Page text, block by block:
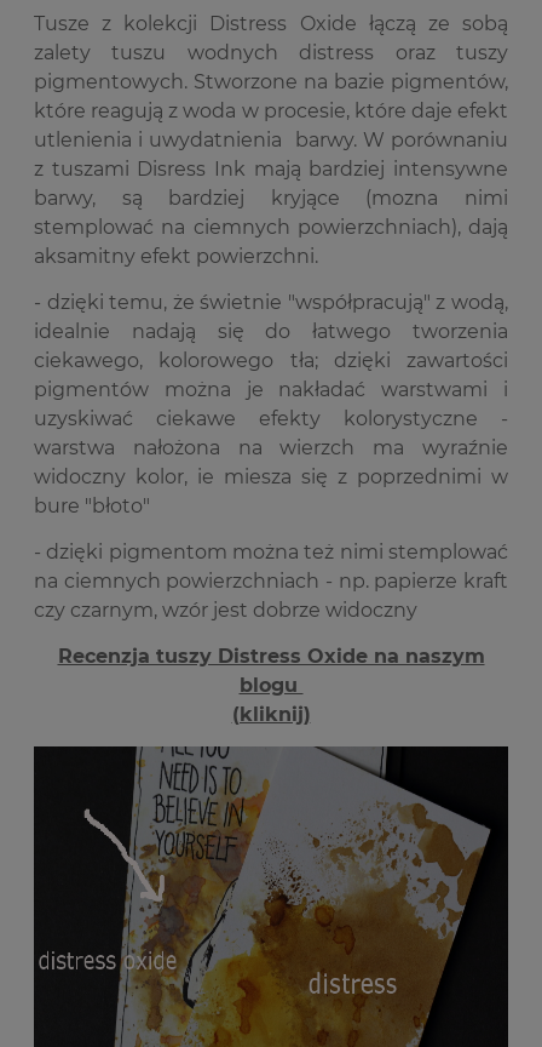
Tusze z kolekcji Distress Oxide łączą ze sobą
zalety tuszu wodnych distress oraz tuszy
pigmentowych. Stworzone na bazie pigmentów,
które reagują z woda w procesie, które daje efekt
utlenienia i uwydatnienia barwy. W porównaniu
z tuszami Disress Ink mają bardziej intensywne
barwy, są bardziej kryjące (mozna nimi
stemplować na ciemnych powierzchniach), dają
aksamitny efekt powierzchni.
- dzięki temu, że świetnie "współpracują" z wodą,
idealnie nadają się do łatwego tworzenia
ciekawego, kolorowego tła; dzięki zawartości
pigmentów można je nakładać warstwami i
uzyskiwać ciekawe efekty kolorystyczne -
warstwa nałożona na wierzch ma wyraźnie
widoczny kolor, ie miesza się z poprzednimi w
bure "błoto"
- dzięki pigmentom można też nimi stemplować
na ciemnych powierzchniach - np. papierze kraft
czy czarnym, wzór jest dobrze widoczny
Recenzja tuszy Distress Oxide na naszym
blogu
(kliknij)